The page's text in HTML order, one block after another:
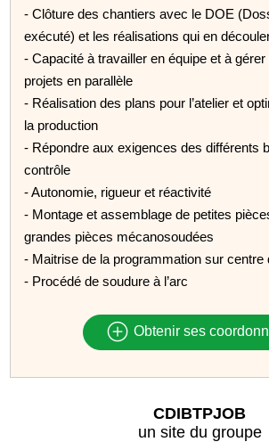
- Clôture des chantiers avec le DOE
exécuté) et les réalisations qui en
- Capacité à travailler en équipe et à gérer
projets en parallèle
- Réalisation des plans pour l’atelier et
la production
- Répondre aux exigences des différents
contrôle
- Autonomie, rigueur et réactivité
- Montage et assemblage de petites
grandes pièces mécanosoudées
- Maitrise de la programmation sur centre
- Procédé de soudure à l’arc
Obtenir ses
CDIBTPJOB
un site du groupe